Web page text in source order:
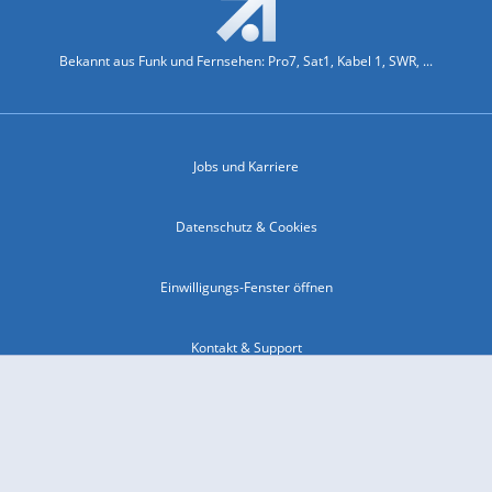
Bekannt aus Funk und Fernsehen: Pro7, Sat1, Kabel 1, SWR, ...
Jobs und Karriere
Datenschutz & Cookies
Einwilligungs-Fenster öffnen
Kontakt & Support